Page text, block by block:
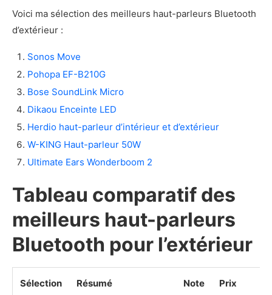
Voici ma sélection des meilleurs haut-parleurs Bluetooth
d’extérieur :
Sonos Move
Pohopa EF-B210G
Bose SoundLink Micro
‎Dikaou Enceinte LED
Herdio haut-parleur d’intérieur et d’extérieur
W-KING Haut-parleur 50W
Ultimate Ears Wonderboom 2
Tableau comparatif des
meilleurs haut-parleurs
Bluetooth pour l’extérieur
Sélection Résumé Note Prix